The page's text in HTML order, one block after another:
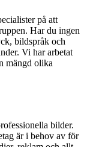
på att
Har du ingen
bildspråk och
Vi har arbetat
mängd olika
bilder.
är i behov av för